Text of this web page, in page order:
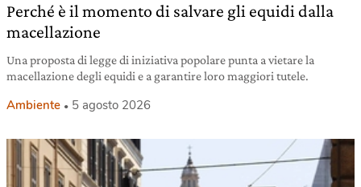
Perché è il momento di salvare gli equidi dalla
macellazione
Una proposta di legge di iniziativa popolare punta a vietare la
macellazione degli equidi e a garantire loro maggiori tutele.
Ambiente 5 agosto 2026